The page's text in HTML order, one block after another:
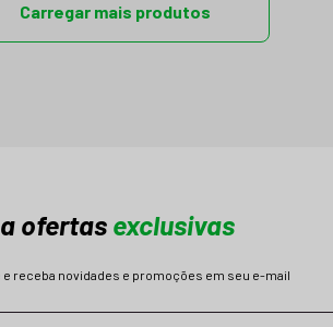
Carregar mais produtos
ofertas exclusivas
receba novidades e promoções em seu e-mail